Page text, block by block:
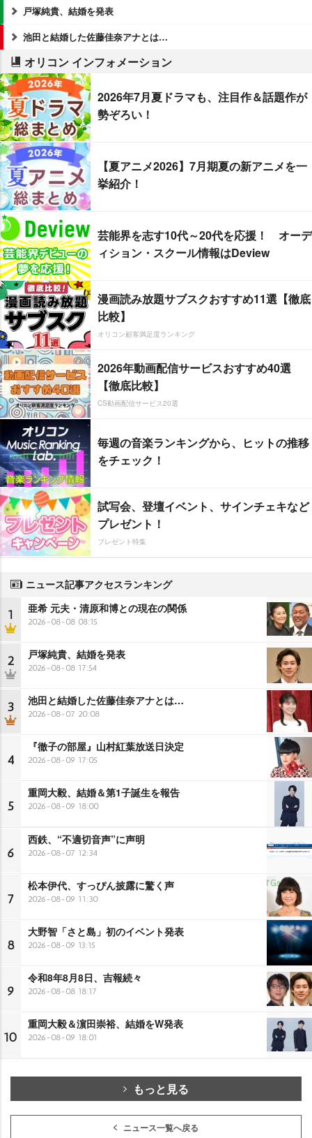
戸塚純貴、結婚を発表
池田と結婚した佐藤佳奈アナとは…
オリコン インフォメーション
2026年7月夏ドラマも、注目作＆話題作が
勢ぞろい！
【夏アニメ2026】7月期夏の新アニメを一
挙紹介！
芸能界を志す10代～20代を応援！ オーデ
ィション・スクール情報はDeview
漫画読み放題サブスクおすすめ11選【徹底
比較】
オリコン顧客満足度ランキング
2026年動画配信サービスおすすめ40選
【徹底比較】
CS動画配信サービス20選
毎週の音楽ランキングから、ヒットの推移
をチェック！
試写会、登壇イベント、サインチェキなど
プレゼント！
プレゼント特集
ニュース記事アクセスランキング
1 亜希 元夫・清原和博との現在の関係
2026-08-08 08:15
2 戸塚純貴、結婚を発表
2026-08-08 17:54
3 池田と結婚した佐藤佳奈アナとは…
2026-08-07 20:08
4
『徹子の部屋』山村紅葉放送日決定
2026-08-09 17:05
5
重岡大毅、結婚＆第1子誕生を報告
2026-08-09 18:00
6
西鉄、“不適切音声”に声明
2026-08-07 12:34
7
松本伊代、すっぴん披露に驚く声
2026-08-09 11:30
8
大野智「さと島」初のイベント発表
2026-08-09 13:15
9
令和8年8月8日、吉報続々
2026-08-08 18:17
10
重岡大毅＆濵田崇裕、結婚をW発表
2026-08-09 18:01
もっと見る
ニュース一覧へ戻る